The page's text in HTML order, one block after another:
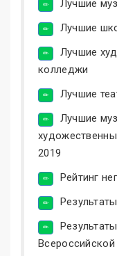
Лучшие
Лучшие
Лучшие
колледжи
Лучшие
Лучшие
2019
Рейтинг